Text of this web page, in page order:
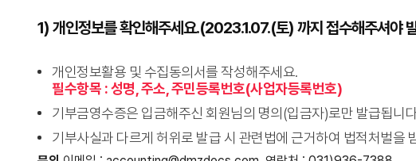
1) 개인정보를 확인해주세요.(2023.1.07.(토) 까지 접수해주셔야
개인정보활용 및 수집동의서를 작성해주세요.
필수항목 : 성명, 주소, 주민등록번호(사업자등록번호)
기부금영수증은 입금해주신 회원님의 명의(입금자)로만 발급됩니
기부사실과 다르게 허위로 발급 시 관련법에 근거하여 법적처벌을